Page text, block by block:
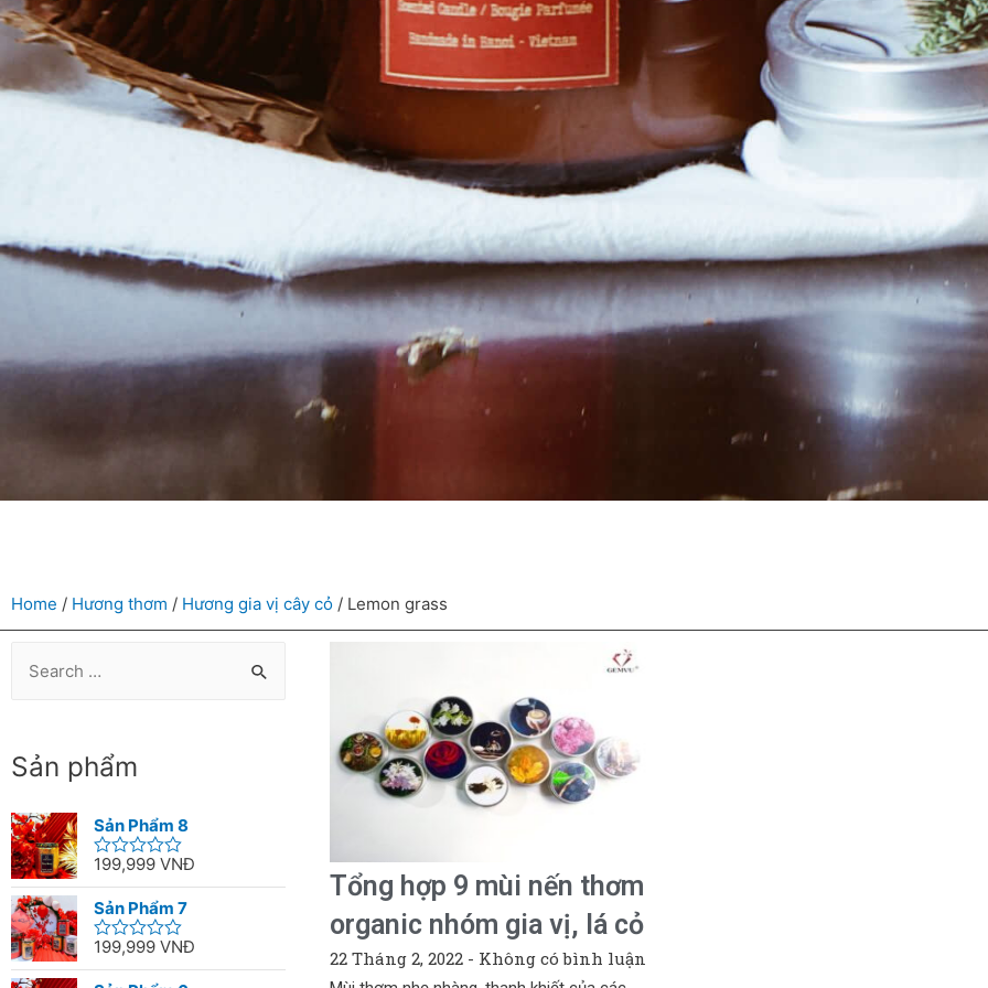
Home / Hương thơm / Hương gia vị cây cỏ / Lemon grass
Sản phẩm
Sản Phẩm 8
Rated
0
out
of
5
199,999 VNĐ
Sản Phẩm 7
Rated
0
199,999 VNĐ
Tổng hợp 9 mùi nến thơm
organic nhóm gia vị, lá cỏ
22 Tháng 2, 2022 Không có bình luận